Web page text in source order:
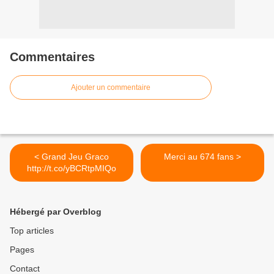
Commentaires
Ajouter un commentaire
< Grand Jeu Graco
http://t.co/yBCRtpMIQo
Merci au 674 fans >
Hébergé par Overblog
Top articles
Pages
Contact